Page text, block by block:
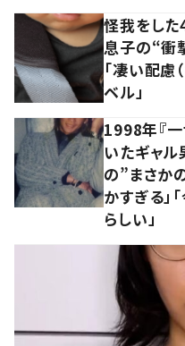
怪我をした
息子の“衝
「凄い配慮
ベル」
1998年『
いたギャル
の”まさか
かすぎる」
らしい」